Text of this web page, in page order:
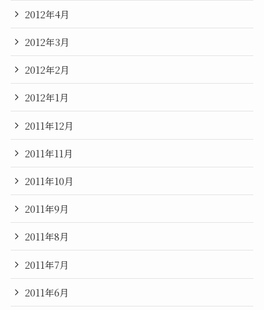
2012年4月
2012年3月
2012年2月
2012年1月
2011年12月
2011年11月
2011年10月
2011年9月
2011年8月
2011年7月
2011年6月